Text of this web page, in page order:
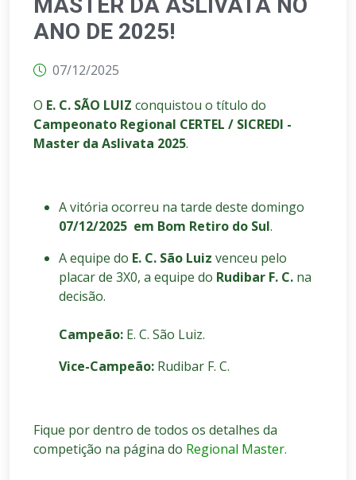
ANO DE 2025!
07/12/2025
O E. C. SÃO LUIZ conquistou o título do
Campeonato Regional CERTEL / SICREDI -
Master da Aslivata 2025.
A vitória ocorreu na tarde deste domingo
07/12/2025 em Bom Retiro do Sul.
A equipe do E. C. São Luiz venceu pelo
placar de 3X0, a equipe do Rudibar F. C. na
decisão.
Campeão: E. C. São Luiz.
Vice-Campeão: Rudibar F. C.
Fique por dentro de todos os detalhes da
competição na página do Regional Master.